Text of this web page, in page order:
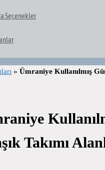
Seçenekler
» Ümraniye Kullanılmış
Takımı